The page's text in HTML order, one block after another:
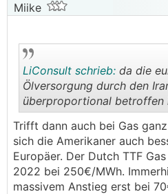
Miike
. .
LiConsult schrieb: da die
Ölversorgung durch den
überproportional betroffen
Trifft dann auch bei Gas
sich die Amerikaner auch
Europäer. Der Dutch TTF
2022 bei 250€/MWh.
massivem Anstieg erst bei